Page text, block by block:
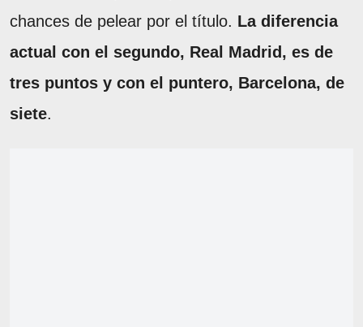
chances de pelear por el título. La diferencia
actual con el segundo, Real Madrid, es de
tres puntos y con el puntero, Barcelona, de
siete.